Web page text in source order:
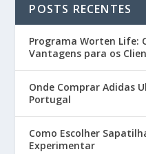
POSTS RECENTES
Programa Worten Life:
Vantagens para os
Onde Comprar Adidas
Portugal
Como Escolher
Experimentar